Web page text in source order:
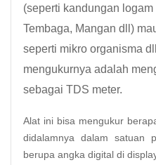
(seperti kandungan
Tembaga, Mangan dll)
seperti mikro organisma
mengukurnya adalah
sebagai TDS meter.
Alat ini bisa mengukur
didalamnya dalam satuan
berupa angka digital di